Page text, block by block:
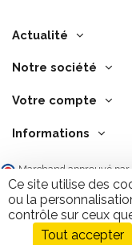
Actualité
Notre société
Votre compte
Informations
Marchand approuvé par
vérifier .
Ce site utilise des
ou la
contrôle sur ceux
Tout accepter